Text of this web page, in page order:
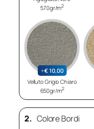
570gr/m2
+€ 10,00
Velluto Grigio Chiaro
650gr/m2
2. Colore Bordi